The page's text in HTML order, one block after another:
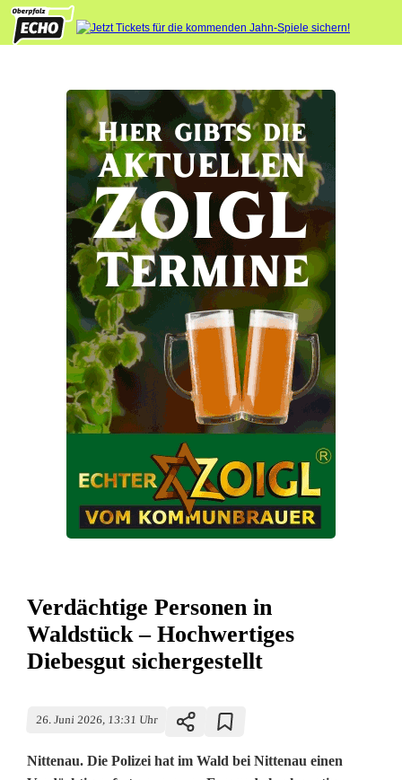
Verdächtige Personen in
Waldstück – Hochwertiges
Diebesgut sichergestellt
26. Juni 2026, 13:31 Uhr
Nittenau. Die Polizei hat im Wald bei Nittenau einen